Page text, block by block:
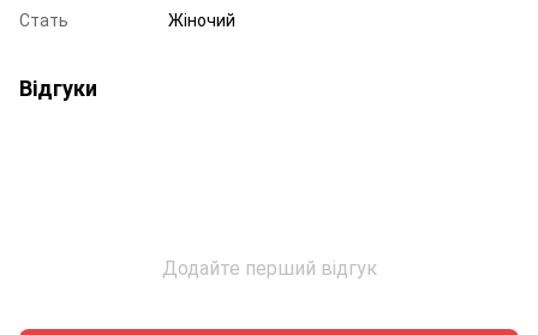
Стать
Жіночий
Відгуки
Додайте перший відгук